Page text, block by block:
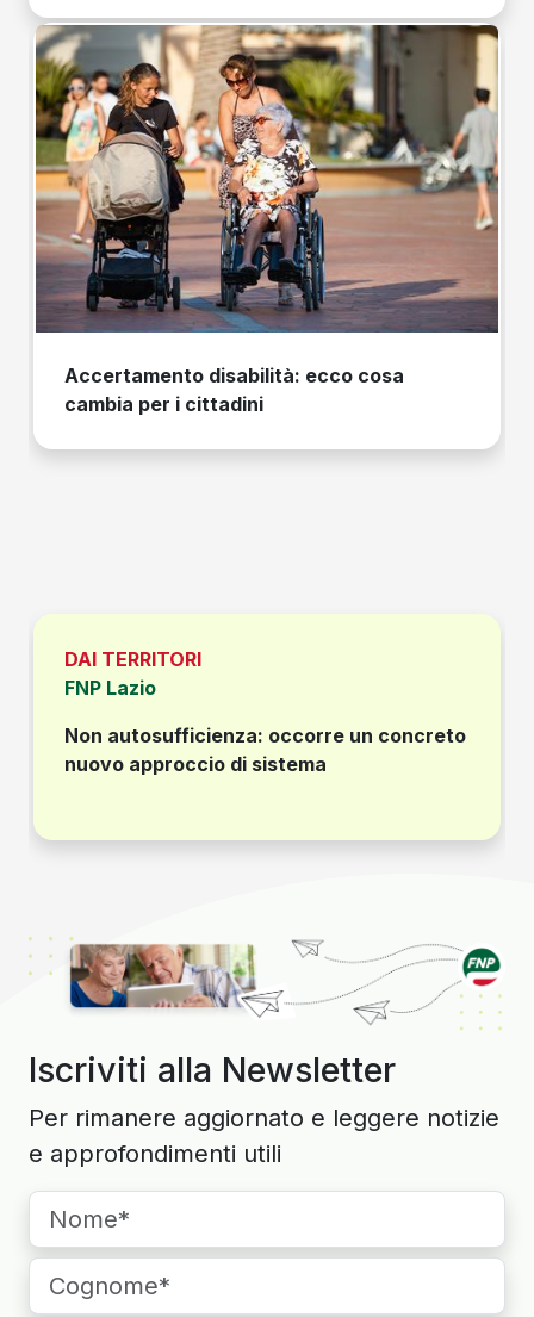
Accertamento disabilità: ecco cosa
cambia per i cittadini
DAI TERRITORI
FNP Lazio
Non autosufficienza: occorre un concreto
nuovo approccio di sistema
Iscriviti alla Newsletter
Per rimanere aggiornato e leggere notizie
e approfondimenti utili